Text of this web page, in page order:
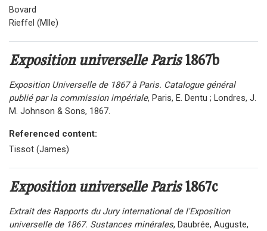
Bovard
Rieffel (Mlle)
Exposition universelle Paris1867b
Exposition Universelle de 1867 à Paris. Catalogue général
publié par la commission impériale, Paris, E. Dentu ; Londres, J.
M. Johnson & Sons, 1867.
Referenced content:
Tissot (James)
Exposition universelle Paris1867c
Extrait des Rapports du Jury international de l'Exposition
universelle de 1867. Sustances minérales, Daubrée, Auguste,